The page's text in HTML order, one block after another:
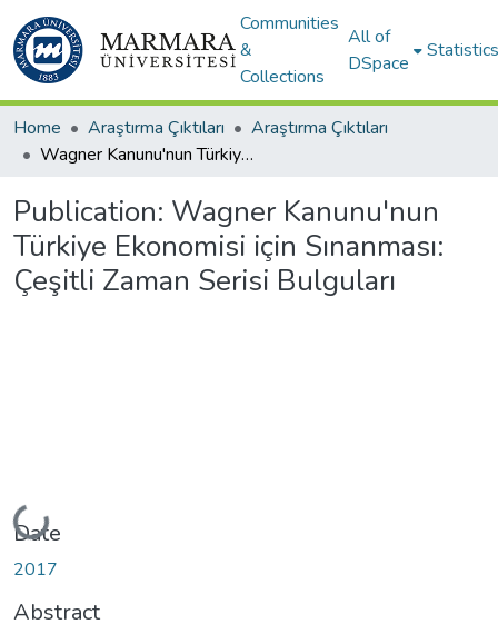
Communities
&
Collections
All of
DSpace
Statistics
Home Araştırma Çıktıları
Araştırma Çıktıları
Wagner Kanunu'nun Türkiye Ekonomisi için Sınanması: Çeşitli Zaman Serisi Bulguları
Publication: Wagner Kanunu'nun
Türkiye Ekonomisi için Sınanması:
Çeşitli Zaman Serisi Bulguları
Loading...
Date
2017
Abstract